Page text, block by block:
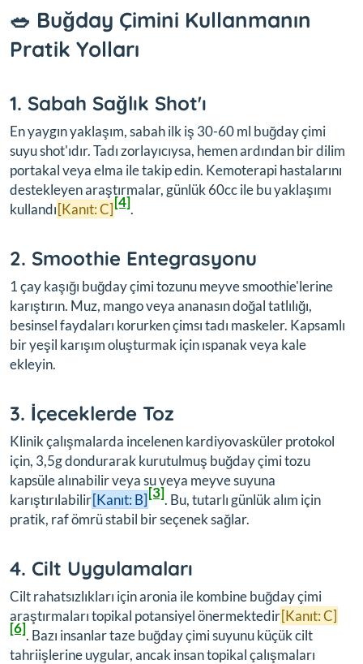
🥗 Buğday Çimini Kullanmanın
Pratik Yolları
1. Sabah Sağlık Shot'ı
En yaygın yaklaşım, sabah ilk iş 30-60 ml buğday çimi
suyu shot'ıdır. Tadı zorlayıcıysa, hemen ardından bir dilim
portakal veya elma ile takip edin. Kemoterapi hastalarını
destekleyen araştırmalar, günlük 60cc ile bu yaklaşımı
kullandı[Kanıt: C][4].
2. Smoothie Entegrasyonu
1 çay kaşığı buğday çimi tozunu meyve smoothie'lerine
karıştırın. Muz, mango veya ananasın doğal tatlılığı,
besinsel faydaları korurken çimsı tadı maskeler. Kapsamlı
bir yeşil karışım oluşturmak için ıspanak veya kale
ekleyin.
3. İçeceklerde Toz
Klinik çalışmalarda incelenen kardiyovasküler protokol
için, 3,5g dondurarak kurutulmuş buğday çimi tozu
kapsüle alınabilir veya su veya meyve suyuna
karıştırılabilir[Kanıt: B][3]. Bu, tutarlı günlük alım için
pratik, raf ömrü stabil bir seçenek sağlar.
4. Cilt Uygulamaları
Cilt rahatsızlıkları için aronia ile kombine buğday çimi
araştırmaları topikal potansiyel önermektedir[Kanıt: C]
[6]. Bazı insanlar taze buğday çimi suyunu küçük cilt
tahriişlerine uygular, ancak insan topikal çalışmaları